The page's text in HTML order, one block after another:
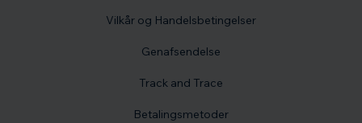
Vilkår og Handelsbetingelser
Genafsendelse
Track and Trace
Betalingsmetoder